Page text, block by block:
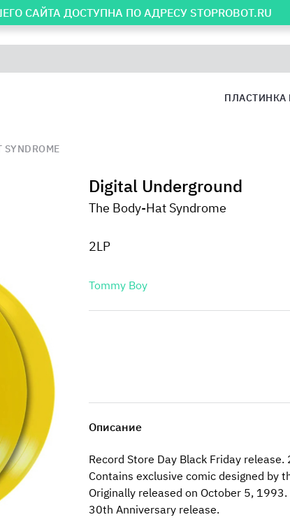
САЙТА ДОСТУПНА ПО АДРЕСУ STOPROBOT.RU
ПЛАСТИНКА
SYNDROME
Digital Underground
The Body-Hat Syndrome
2LP
Tommy Boy
Описание
Record Store Day Black Friday
Contains exclusive comic designed by
Originally released on October 5, 1993.
30th Anniversary release.